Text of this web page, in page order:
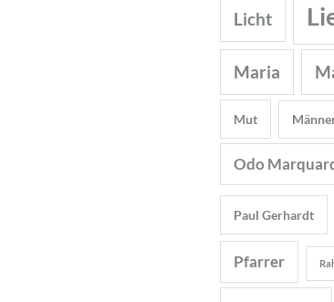
Licht
Maria
Mut
Odo
Paul Gerhardt
Pfarrer